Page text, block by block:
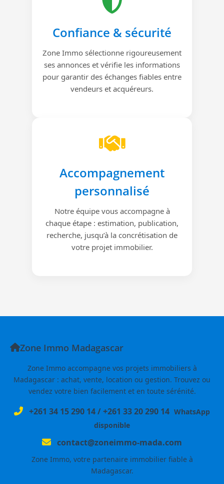
Confiance & sécurité
Zone Immo sélectionne rigoureusement
ses annonces et vérifie les informations
pour garantir des échanges fiables entre
vendeurs et acquéreurs.
Accompagnement
personnalisé
Notre équipe vous accompagne à
chaque étape : estimation, publication,
recherche, jusqu’à la concrétisation de
votre projet immobilier.
Zone Immo Madagascar
Zone Immo accompagne vos projets immobiliers à
Madagascar : achat, vente, location ou gestion. Trouvez ou
vendez votre bien facilement et en toute sérénité.
+261 34 15 290 14/+261 33 20 290 14 WhatsApp
disponible
contact@zoneimmo-mada.com
Zone Immo, votre partenaire immobilier fiable à
Madagascar.